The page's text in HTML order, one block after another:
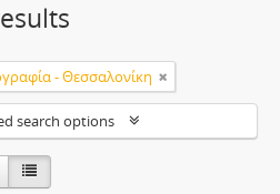
- Θεσσαλονίκη
search options